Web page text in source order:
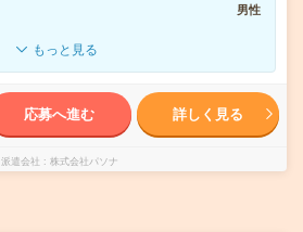
男性
もっと見る
応募へ進む 詳しく見る
派遣会社 株式会社パソナ